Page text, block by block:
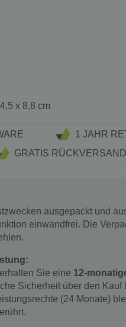
x 8,8 cm
1 JAHR
GRATIS RÜCKVERSAND
ausgepackt und
einwandfrei. Die
Sie eine 12-
Sicherheit über den Kauf
(24 Monate)